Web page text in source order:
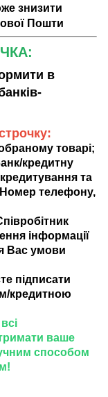
знизити
Пошти
в
товарі;
кредитну
та
телефону,
інформації
Вас умови
підписати
кредитною
ваше
способом